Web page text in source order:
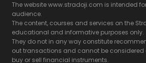
The website www.stradoji.com is intended
audience.
The content, courses and services on the
educational and informative purposes only.
They do not in any way constitute
out transactions and cannot be considered
buy or sell financial instruments.